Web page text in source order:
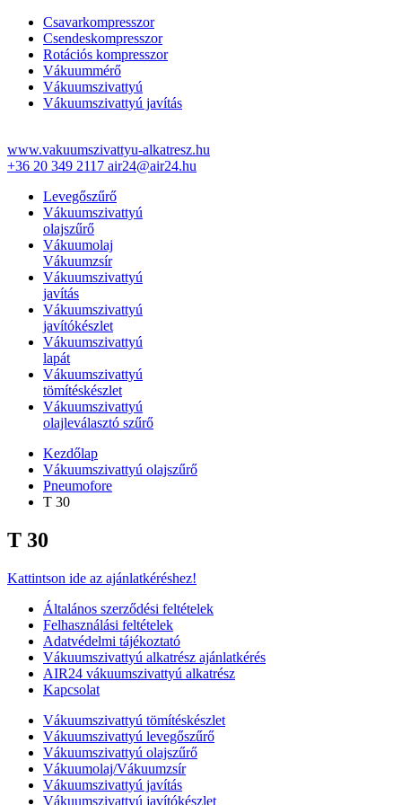
Csavarkompresszor
Csendeskompresszor
Rotációs kompresszor
Vákuummérő
Vákuumszivattyú
Vákuumszivattyú javítás
www.vakuumszivattyu-alkatresz.hu
+36 20 349 2117 air24@air24.hu
Levegőszűrő
Vákuumszivattyú
olajszűrő
Vákuumolaj
Vákuumzsír
Vákuumszivattyú
javítás
Vákuumszivattyú
javítókészlet
Vákuumszivattyú
lapát
Vákuumszivattyú
tömítéskészlet
Vákuumszivattyú
olajleválasztó szűrő
Kezdőlap
Vákuumszivattyú olajszűrő
Pneumofore
T 30
T 30
Kattintson ide az ajánlatkéréshez!
Általános szerződési feltételek
Felhasználási feltételek
Adatvédelmi tájékoztató
Vákuumszivattyú alkatrész ajánlatkérés
AIR24 vákuumszivattyú alkatrész
Kapcsolat
Vákuumszivattyú tömítéskészlet
Vákuumszivattyú levegőszűrő
Vákuumszivattyú olajszűrő
Vákuumolaj/Vákuumzsír
Vákuumszivattyú javítás
Vákuumszivattyú javítókészlet